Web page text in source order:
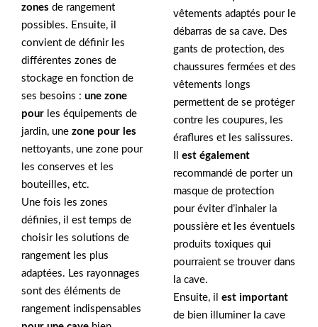
zones de rangement
possibles. Ensuite, il
convient de définir les
différentes zones de
stockage en fonction de
ses besoins : une zone
pour les équipements de
jardin, une zone pour les
nettoyants, une zone pour
les conserves et les
bouteilles, etc.
Une fois les zones
définies, il est temps de
choisir les solutions de
rangement les plus
adaptées. Les rayonnages
sont des éléments de
rangement indispensables
vêtements adaptés pour le
débarras de sa cave. Des
gants de protection, des
chaussures fermées et des
vêtements longs
permettent de se protéger
contre les coupures, les
éraflures et les salissures.
est également
recommandé de porter un
masque de protection
pour éviter d’inhaler la
poussière et les éventuels
produits toxiques qui
pourraient se trouver dans
la cave.
Ensuite, il est important
de bien illuminer la cave